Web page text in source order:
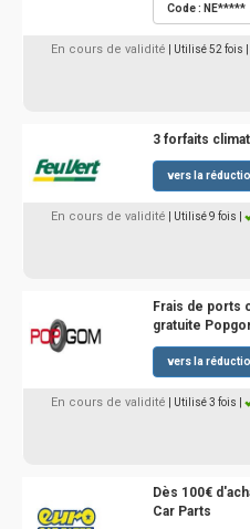
Code : NE*****
En cours de validité | Utilisé 52 fois
3 forfaits
vers la
En cours de validité | Utilisé 9 fois
Frais de ports
gratuite
vers la
En cours de validité | Utilisé 3 fois
Dès 100€
Car Parts